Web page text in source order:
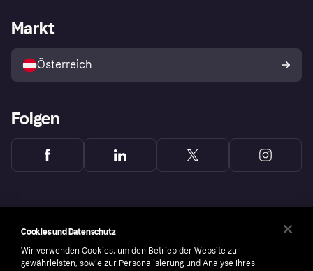
Shops entdecken
Händlerportal
Markt
Österreich
Folgen
Cookies und Datenschutz
Wir verwenden Cookies, um den Betrieb der Website zu
gewährleisten, sowie zur Personalisierung und Analyse Ihres